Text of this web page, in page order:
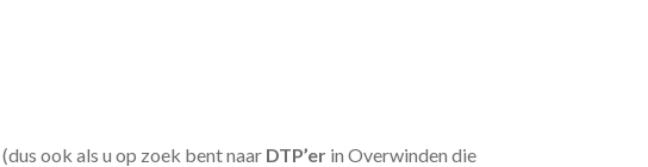
(dus ook als u op zoek bent naar DTP’er in Overwinden die